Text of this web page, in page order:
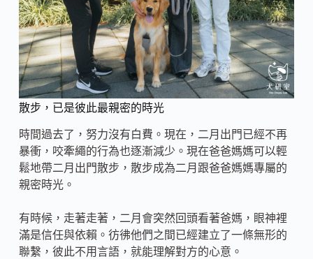
散步，已是彼此最親密的時光
時間過去了，努力沒有白費。現在，二月出門已經不再
暴衝，咬牽繩的行為也逐漸減少。現在爸爸媽媽可以輕
鬆地帶二月出門散步，散步成為二月跟爸爸媽媽專屬的
親密時光。
有時候，走著走著，二月會突然回頭看著爸媽，眼神裡
滿是信任與依賴。彷彿他們之間已經建立了一條無形的
聯繫，彼此不用言語，就能理解對方的心意。